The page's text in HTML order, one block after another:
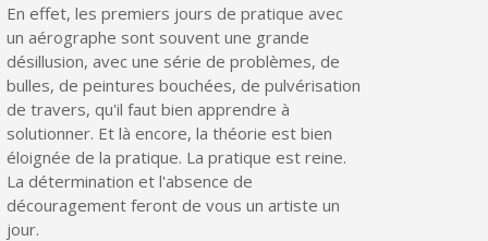
En effet, les premiers jours de pratique avec
un aérographe sont souvent une grande
désillusion, avec une série de problèmes, de
bulles, de peintures bouchées, de pulvérisation
de travers, qu'il faut bien apprendre à
solutionner. Et là encore, la théorie est bien
éloignée de la pratique. La pratique est reine.
La détermination et l'absence de
découragement feront de vous un artiste un
jour.